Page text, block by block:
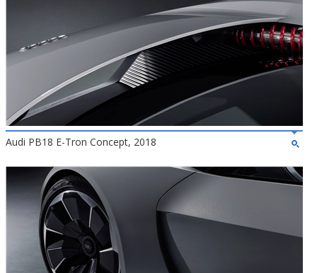
Audi PB18 E-Tron Concept, 2018